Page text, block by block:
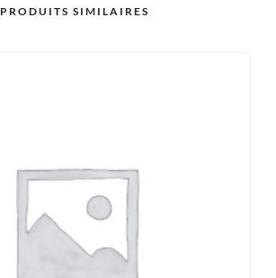
PRODUITS SIMILAIRES